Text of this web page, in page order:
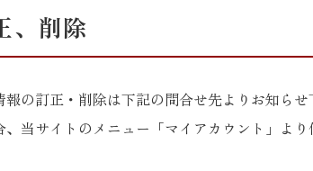
、削除
の訂正・削除は下記の問合せ先よりお知らせ
当サイトのメニュー「マイアカウント」より